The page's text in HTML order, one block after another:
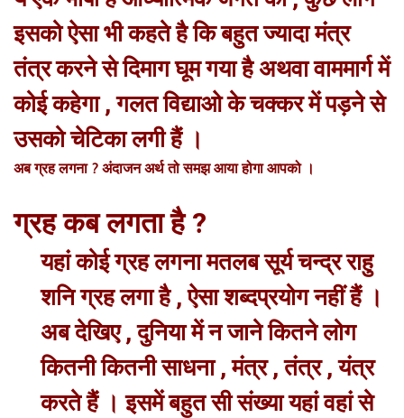
इसको ऐसा भी कहते है कि बहुत ज्यादा मंत्र
तंत्र करने से दिमाग घूम गया है अथवा वाममार्ग में
कोई कहेगा , गलत विद्याओ के चक्कर में पड़ने से
उसको चेटिका लगी हैं ।
अब ग्रह लगना ? अंदाजन अर्थ तो समझ आया होगा आपको ।
ग्रह कब लगता है ?
यहां कोई ग्रह लगना मतलब सूर्य चन्द्र राहु
शनि ग्रह लगा है , ऐसा शब्दप्रयोग नहीं हैं ।
अब देखिए , दुनिया में न जाने कितने लोग
कितनी कितनी साधना , मंत्र , तंत्र , यंत्र
करते हैं । इसमें बहुत सी संख्या यहां वहां से